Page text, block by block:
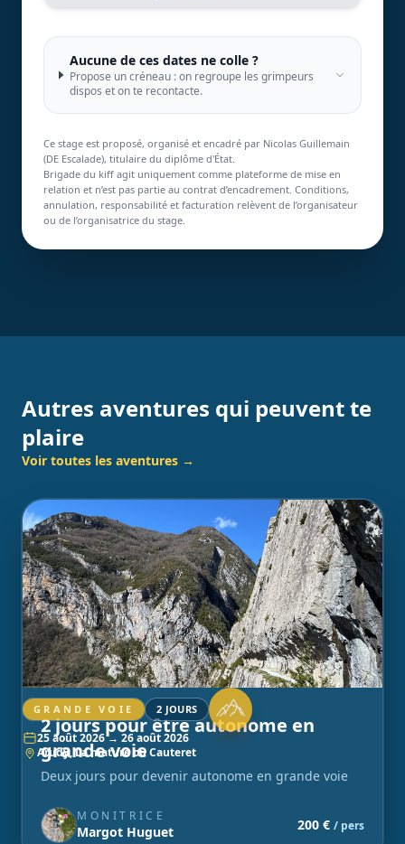
Aucune de ces dates ne colle ?
Propose un créneau : on regroupe les grimpeurs
dispos et on te recontacte.
Ce stage est proposé, organisé et encadré par Nicolas Guillemain
(DE Escalade), titulaire du diplôme d'État.
Brigade du kiff agit uniquement comme plateforme de mise en
relation et n’est pas partie au contrat d’encadrement. Conditions,
annulation, responsabilité et facturation relèvent de l’organisateur
ou de l’organisatrice du stage.
Autres aventures qui peuvent te
plaire
Voir toutes les aventures →
GRANDE VOIE 2 JOURS
25 août 2026 → 26 août 2026
Arudy, La mature ou Cauteret
2 jours pour être autonome en
grande voie
Deux jours pour devenir autonome en grande voie
MONITRICE
Margot Huguet 200 € / pers